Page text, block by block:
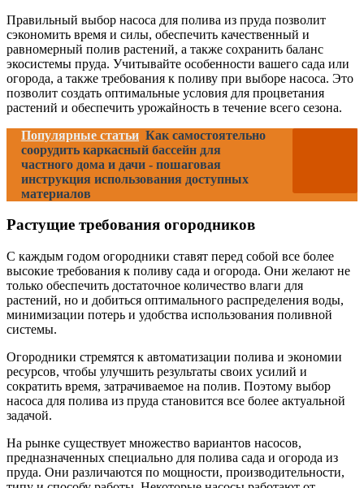
Правильный выбор насоса для полива из пруда позволит
сэкономить время и силы, обеспечить качественный и
равномерный полив растений, а также сохранить баланс
экосистемы пруда. Учитывайте особенности вашего сада или
огорода, а также требования к поливу при выборе насоса. Это
позволит создать оптимальные условия для процветания
растений и обеспечить урожайность в течение всего сезона.
Популярные статьи Как самостоятельно
соорудить каркасный бассейн для
частного дома и дачи - пошаговая
инструкция использования доступных
материалов
Растущие требования огородников
С каждым годом огородники ставят перед собой все более
высокие требования к поливу сада и огорода. Они желают не
только обеспечить достаточное количество влаги для
растений, но и добиться оптимального распределения воды,
минимизации потерь и удобства использования поливной
системы.
Огородники стремятся к автоматизации полива и экономии
ресурсов, чтобы улучшить результаты своих усилий и
сократить время, затрачиваемое на полив. Поэтому выбор
насоса для полива из пруда становится все более актуальной
задачой.
На рынке существует множество вариантов насосов,
предназначенных специально для полива сада и огорода из
пруда. Они различаются по мощности, производительности,